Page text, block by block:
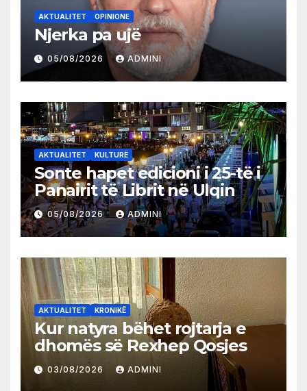
AKTUALITET OPINIONE
Njerka pa ujë
05/08/2026 ADMINI
AKTUALITET KULTURË
Sonte hapet edicioni i 25-të i
Panairit të Librit në Ulqin
05/08/2026 ADMINI
AKTUALITET KRONIKË
Kur natyra bëhet rojtarja e
dhomës së Rexhep Qosjes
03/08/2026 ADMINI